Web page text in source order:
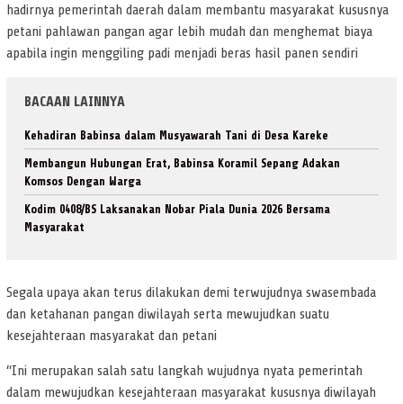
hadirnya pemerintah daerah dalam membantu masyarakat kususnya
petani pahlawan pangan agar lebih mudah dan menghemat biaya
apabila ingin menggiling padi menjadi beras hasil panen sendiri
BACAAN LAINNYA
Kehadiran Babinsa dalam Musyawarah Tani di Desa Kareke
Membangun Hubungan Erat, Babinsa Koramil Sepang Adakan
Komsos Dengan Warga
Kodim 0408/BS Laksanakan Nobar Piala Dunia 2026 Bersama
Masyarakat
Segala upaya akan terus dilakukan demi terwujudnya swasembada
dan ketahanan pangan diwilayah serta mewujudkan suatu
kesejahteraan masyarakat dan petani
“Ini merupakan salah satu langkah wujudnya nyata pemerintah
dalam mewujudkan kesejahteraan masyarakat kususnya diwilayah